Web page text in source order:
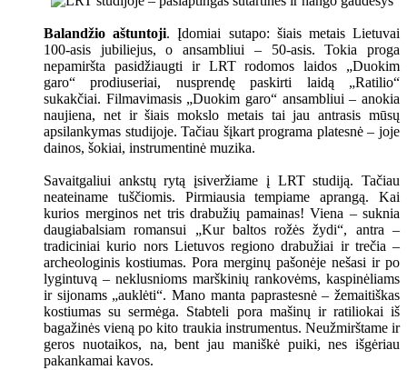
Balandžio aštuntoji. Įdomiai sutapo: šiais metais Lietuvai
100-asis jubiliejus, o ansambliui – 50-asis. Tokia proga
nepamiršta pasidžiaugti ir LRT rodomos laidos „Duokim
garo“ prodiuseriai, nusprendę paskirti laidą „Ratilio“
sukakčiai. Filmavimasis „Duokim garo“ ansambliui – anokia
naujiena, net ir šiais mokslo metais tai jau antrasis mūsų
apsilankymas studijoje. Tačiau šįkart programa platesnė – joje
dainos, šokiai, instrumentinė muzika.
Savaitgaliui ankstų rytą įsiveržiame į LRT studiją. Tačiau
neateiname tuščiomis. Pirmiausia tempiame aprangą. Kai
kurios merginos net tris drabužių pamainas! Viena – suknia
daugiabalsiam romansui „Kur baltos rožės žydi“, antra –
tradiciniai kurio nors Lietuvos regiono drabužiai ir trečia –
archeologinis kostiumas. Pora merginų pašonėje nešasi ir po
lygintuvą – neklusnioms marškinių rankovėms, kaspinėliams
ir sijonams „auklėti“. Mano manta paprastesnė – žemaitiškas
kostiumas su sermėga. Stabteli pora mašinų ir ratiliokai iš
bagažinės vieną po kito traukia instrumentus. Neužmirštame ir
geros nuotaikos, na, bent jau maniškė puiki, nes išgėriau
pakankamai kavos.